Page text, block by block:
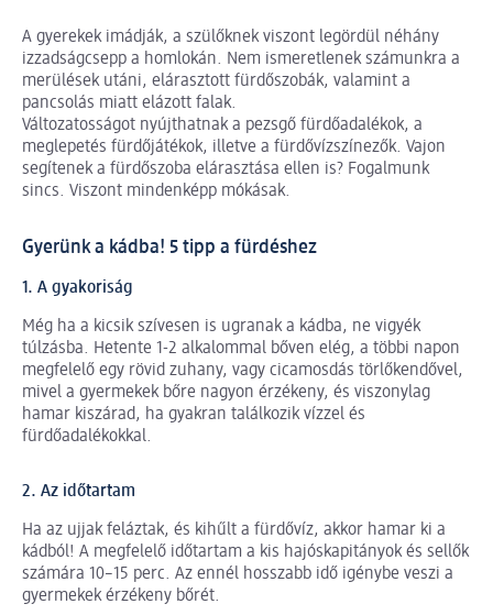
A gyerekek imádják, a szülőknek viszont legördül néhány
izzadságcsepp a homlokán. Nem ismeretlenek számunkra a
merülések utáni, elárasztott fürdőszobák, valamint a
pancsolás miatt elázott falak.
Változatosságot nyújthatnak a pezsgő fürdőadalékok, a
meglepetés fürdőjátékok, illetve a fürdővízszínezők. Vajon
segítenek a fürdőszoba elárasztása ellen is? Fogalmunk
sincs. Viszont mindenképp mókásak.
Gyerünk a kádba! 5 tipp a fürdéshez
1. A gyakoriság
Még ha a kicsik szívesen is ugranak a kádba, ne vigyék
túlzásba. Hetente 1-2 alkalommal bőven elég, a többi napon
megfelelő egy rövid zuhany, vagy cicamosdás törlőkendővel,
mivel a gyermekek bőre nagyon érzékeny, és viszonylag
hamar kiszárad, ha gyakran találkozik vízzel és
fürdőadalékokkal.
2. Az időtartam
Ha az ujjak feláztak, és kihűlt a fürdővíz, akkor hamar ki a
kádból! A megfelelő időtartam a kis hajóskapitányok és sellők
számára 10–15 perc. Az ennél hosszabb idő igénybe veszi a
gyermekek érzékeny bőrét.